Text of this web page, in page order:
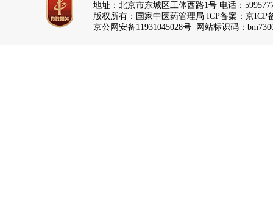
地址：北京市东城区工体西路1号 电话：
版权所有：国家中医药管理局 ICP备案： 京ICP
京公网安备11931045028号 网站标识码：